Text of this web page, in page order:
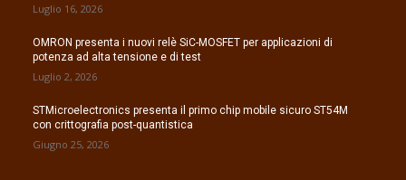
Luglio 16, 2026
OMRON presenta i nuovi relè SiC-MOSFET per applicazioni di
potenza ad alta tensione e di test
Luglio 2, 2026
STMicroelectronics presenta il primo chip mobile sicuro ST54M
con crittografia post-quantistica
Giugno 25, 2026